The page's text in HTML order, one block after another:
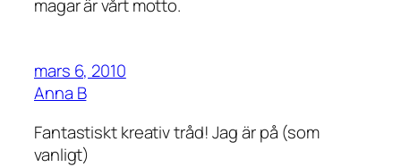
magar är vårt motto.
mars 6, 2010
Anna B
Fantastiskt kreativ tråd! Jag är på (som
vanligt)